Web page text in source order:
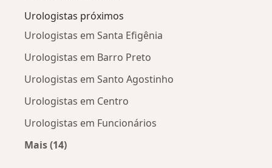
Urologistas próximos
Urologistas em Santa Efigênia
Urologistas em Barro Preto
Urologistas em Santo Agostinho
Urologistas em Centro
Urologistas em Funcionários
Mais (14)